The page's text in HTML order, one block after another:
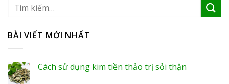
BÀI VIẾT MỚI NHẤT
Cách sử dụng kim tiền thảo trị sỏi thận